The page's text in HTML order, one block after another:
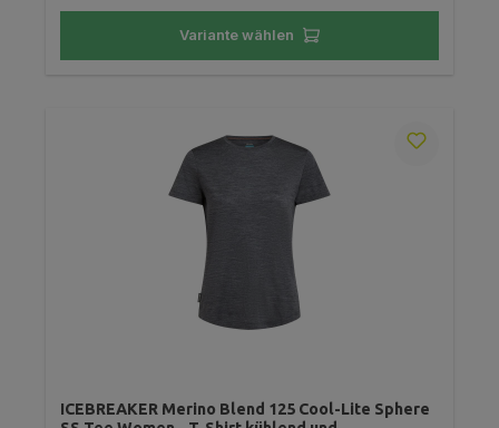
Variante wählen
ICEBREAKER Merino Blend 125 Cool-Lite Sphere